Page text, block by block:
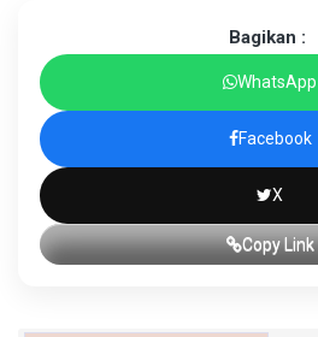
Bagikan :
WhatsApp
Facebook
X
Copy Link